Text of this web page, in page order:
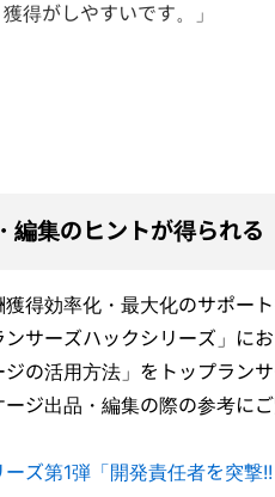
獲得がしやすいです。」
編集のヒントが得られる
得効率化・最大化のサポー
サーズハックシリーズ」に
の活用方法」をトップラン
ジ出品・編集の際の参考にご
ズ第1弾「開発責任者を突